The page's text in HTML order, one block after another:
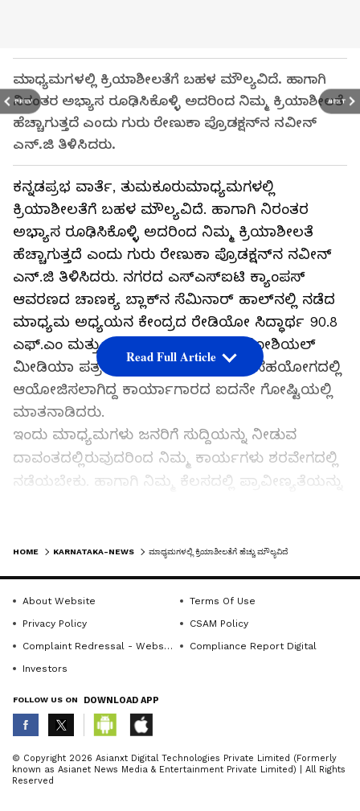
PREV NEXT
ಮಾಧ್ಯಮಗಳಲ್ಲಿ ಕ್ರಿಯಾಶೀಲತೆಗೆ ಬಹಳ ಮೌಲ್ಯವಿದೆ. ಹಾಗಾಗಿ
ನಿರಂತರ ಅಭ್ಯಾಸ ರೂಢಿಸಿಕೊಳ್ಳಿ ಅದರಿಂದ ನಿಮ್ಮ ಕ್ರಿಯಾಶೀಲತೆ
ಹೆಚ್ಚಾಗುತ್ತದೆ ಎಂದು ಗುರು ರೇಣುಕಾ ಪ್ರೊಡಕ್ಷನ್‌ನ ನವೀನ್
ಎನ್.ಜಿ ತಿಳಿಸಿದರು.
ಕನ್ನಡಪ್ರಭ ವಾರ್ತೆ, ತುಮಕೂರುಮಾಧ್ಯಮಗಳಲ್ಲಿ
ಕ್ರಿಯಾಶೀಲತೆಗೆ ಬಹಳ ಮೌಲ್ಯವಿದೆ. ಹಾಗಾಗಿ ನಿರಂತರ
ಅಭ್ಯಾಸ ರೂಢಿಸಿಕೊಳ್ಳಿ ಅದರಿಂದ ನಿಮ್ಮ ಕ್ರಿಯಾಶೀಲತೆ
ಹೆಚ್ಚಾಗುತ್ತದೆ ಎಂದು ಗುರು ರೇಣುಕಾ ಪ್ರೊಡಕ್ಷನ್‌ನ ನವೀನ್
ಎನ್.ಜಿ ತಿಳಿಸಿದರು. ನಗರದ ಎಸ್‌ಎಸ್‌ಐಟಿ ಕ್ಯಾಂಪಸ್
ಆವರಣದ ಚಾಣಕ್ಯ ಬ್ಲಾಕ್‌ನ ಸೆಮಿನಾರ್ ಹಾಲ್‌ನಲ್ಲಿ ನಡೆದ
ಮಾಧ್ಯಮ ಅಧ್ಯಯನ ಕೇಂದ್ರದ ರೇಡಿಯೋ ಸಿದ್ಧಾರ್ಥ 90.8
ಎಫ್.ಎಂ ಮತ್ತು ಪ್ರಿಂಟ್ ಮೀಡಿಯ ಮತ್ತು ಸೋಶಿಯಲ್
ಮೀಡಿಯಾ ಪತ್ರಕರ್ತರ ಸಂಘ, ತುಮಕೂರು ಸಹಯೋಗದಲ್ಲಿ
ಆಯೋಜಿಸಲಾಗಿದ್ದ ಕಾರ್ಯಾಗಾರದ ಐದನೇ ಗೋಷ್ಟಿಯಲ್ಲಿ
ಮಾತನಾಡಿದರು.
ಇಂದು ಮಾಧ್ಯಮಗಳು ಜನರಿಗೆ ಸುದ್ದಿಯನ್ನು ನೀಡುವ
ದಾವಂತದಲ್ಲಿರುವುದರಿಂದ ನಿಮ್ಮ ಕಾರ್ಯಗಳು ಶರವೇಗದಲ್ಲಿ
ನಡೆಯಬೇಕು. ಹಾಗಾಗಿ ನಿಮ್ಮ ಕೆಲಸದಲ್ಲಿ ಪ್ರಾವೀಣ್ಯತೆಯನ್ನು
ಹಾಗೂ ಅದರ ಬಳಕೆಯ ಕುರಿತು ವಿವರಿಸಿದರು.
ಈ ದಿನ ಡಾಟ್ ಕಾಂ ವರದಿಗಾರರಾದ ಚಂದನ್ ಮಾತನಾಡಿ,
ಸಾಮಾಜಿಕ ಕಳಕಳಿ, ಸಾಮಾಜಿಕ ಜವಾಬ್ದಾರಿ ಇರುವವರು
ಪ್ರತಿಯೊಬ್ಬರೂ ಪತ್ರಕರ್ತರಾಗಬಹುದು. ಸಾಮಾಜಿಕ ಕಳಕಳಿ
ಇರುವ ವ್ಯಕ್ತಿ ಪತ್ರಕರ್ತನಾದರೆ ಸಮಾಜಕ್ಕೆ ಸಾಕಷ್ಟು
ಲೇಖನಿ ಹಿಡಿದರೆ ಸಾಮಾಜಿಕ ಪರಿವರ್ತನೆ ಸಾಧ್ಯವಾಗುತ್ತದೆ.
ಸಾಮಾಜಿಕ ಜೀವನದಲ್ಲಿನ ಸಮಸ್ಯೆಗಳನ್ನು ಗಮನಿಸುವಂತಹ
ಸೂಕ್ಷ್ಮತೆಯನ್ನು ಬೆಳೆಸಿಕೊಂಡು ಅದರ ವಿರುದ್ದ
ನಿರ್ಭೀತಿಯಿಂದ ನಿಲ್ಲುವವನು ಮಾತ್ರ ಶ್ರೇಷ್ಠ
Read Full Article
ABOUT THE AUTHOR
K KannadaprabhaNewsNetwork
HOME KARNATAKA-NEWS ಮಾಧ್ಯಮಗಳಲ್ಲಿ ಕ್ರಿಯಾಶೀಲತೆಗೆ ಹೆಚ್ಚು ಮೌಲ್ಯವಿದೆ
About Website
Terms Of Use
Privacy Policy
CSAM Policy
Complaint Redressal - Website
Compliance Report Digital
Investors
FOLLOW US ON DOWNLOAD APP
© Copyright 2026 Asianxt Digital Technologies Private Limited (Formerly
known as Asianet News Media & Entertainment Private Limited) | All Rights
Reserved